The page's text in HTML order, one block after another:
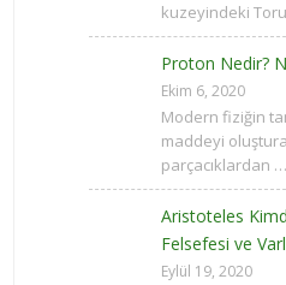
kuzeyindeki
Proton Nedir?
Ekim 6, 2020
Modern fiziğin
maddeyi
parçacıklardan …
Aristoteles
Felsefesi ve
Eylül 19, 2020